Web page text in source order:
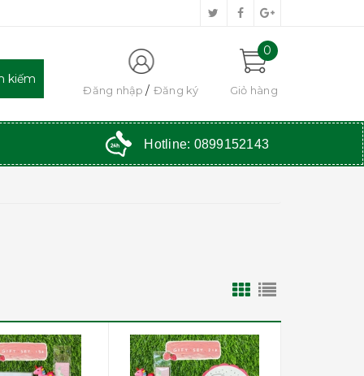
Đăng nhập Đăng ký
0
Giỏ hàng
Hotline: 0899152143